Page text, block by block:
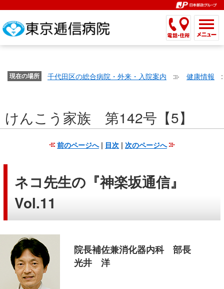
が
で
す。
ー
ジ
内
メ
ー
ヘ
メ
ニ
ュ
ー
へ
移
動
し
ま
す
こ
き
さ
こ
大
き
定
す。
こ
メ
ニ
で
こ
ま
ッ
メ
ニ
で
こ
か
イ
検
索
こ
こ
ま
イ
検
索
こ
こ
か
通
ュ
ー
こ
こ
ま
共
通
ュ
ー
現在の場所 千代田区の総合病院・外来・入院案内 健康情報
こ
か
文
す。
けんこう家族 第142号【5】
前のページへ| 目次 | 次のページへ
ネコ先生の『神楽坂通信』
Vol.11
院長補佐兼消化器内科 部長
光井 洋